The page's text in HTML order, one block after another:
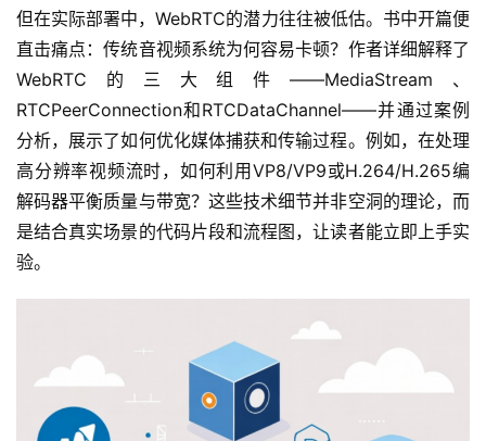
但在实际部署中，WebRTC的潜力往往被低估。书中开篇便
直击痛点：传统音视频系统为何容易卡顿？作者详细解释了
WebRTC的三大组件——MediaStream、
RTCPeerConnection和RTCDataChannel——并通过案例
分析，展示了如何优化媒体捕获和传输过程。例如，在处理
高分辨率视频流时，如何利用VP8/VP9或H.264/H.265编
解码器平衡质量与带宽？这些技术细节并非空洞的理论，而
是结合真实场景的代码片段和流程图，让读者能立即上手实
验。